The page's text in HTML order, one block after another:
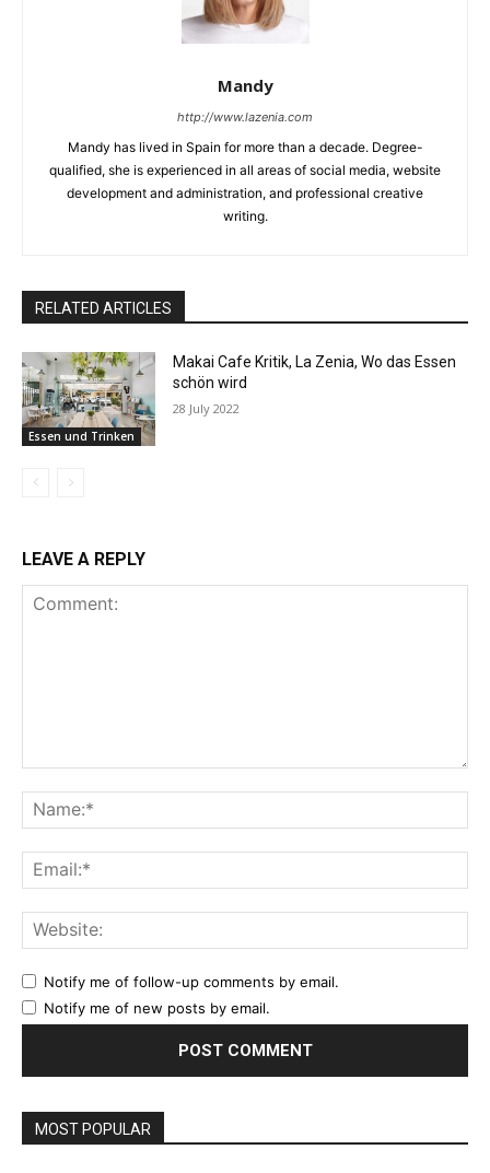
Mandy
http://www.lazenia.com
Mandy has lived in Spain for more than a decade. Degree-
qualified, she is experienced in all areas of social media, website
development and administration, and professional creative
writing.
RELATED ARTICLES
Essen und Trinken
Makai Cafe Kritik, La Zenia, Wo das Essen
schön wird
28 July 2022
LEAVE A REPLY
Notify me of follow-up comments by email.
Notify me of new posts by email.
MOST POPULAR